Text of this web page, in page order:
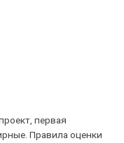
первая
Правила оценки